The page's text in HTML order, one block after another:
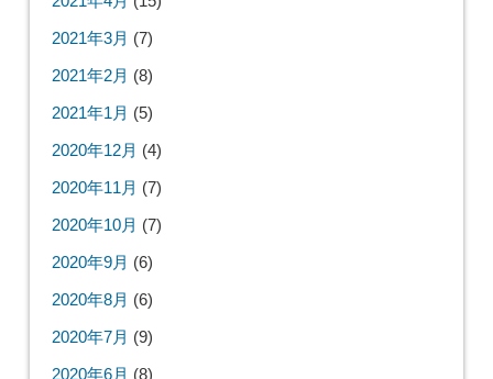
2021年3月 (7)
2021年2月 (8)
2021年1月 (5)
2020年12月 (4)
2020年11月 (7)
2020年10月 (7)
2020年9月 (6)
2020年8月 (6)
2020年7月 (9)
2020年6月 (8)